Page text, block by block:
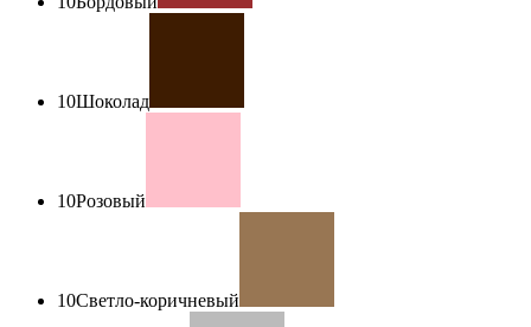
10Шоколад
10Розовый
10Светло-коричневый